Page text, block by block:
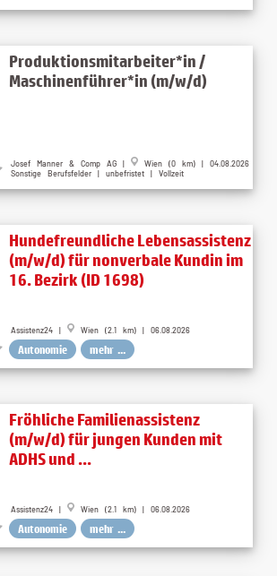
Produktionsmitarbeiter*in /
Maschinenführer*in (m/w/d)
Josef Manner & Comp AG |
Wien (0 km) | 04.08.2026
Sonstige Berufsfelder | unbefristet | Vollzeit
Hundefreundliche Lebensassistenz
(m/w/d) für nonverbale Kundin im
16. Bezirk (ID 1698)
Assistenz24 | Wien (2.1 km) | 06.08.2026
Autonomie mehr ...
Fröhliche Familienassistenz
(m/w/d) für jungen Kunden mit
ADHS und ...
Assistenz24 | Wien (2.1 km) | 06.08.2026
Autonomie mehr ...